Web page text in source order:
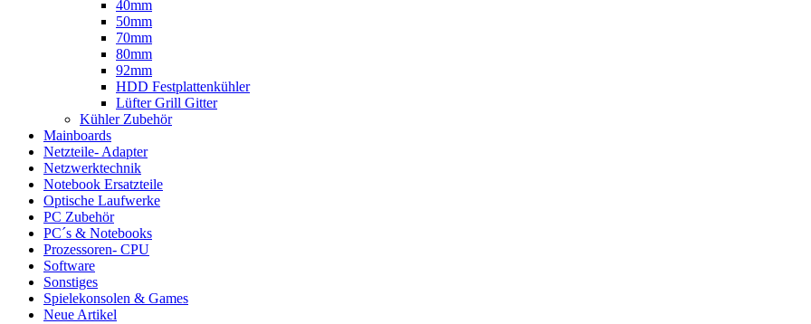
40mm
50mm
70mm
80mm
92mm
HDD Festplattenkühler
Lüfter Grill Gitter
Kühler Zubehör
Mainboards
Netzteile- Adapter
Netzwerktechnik
Notebook Ersatzteile
Optische Laufwerke
PC Zubehör
PC´s & Notebooks
Prozessoren- CPU
Software
Sonstiges
Spielekonsolen & Games
Neue Artikel